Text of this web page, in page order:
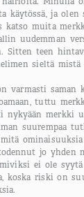
käytössä, ja olen
muita
uudemman
Sitten teen
sieltä mistä
varmasti saman
tuttu
nykyään merkki
suurempaa
jo yhden
ei ole syytä
koska riski on